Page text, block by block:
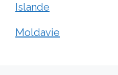
Islande
Moldavie